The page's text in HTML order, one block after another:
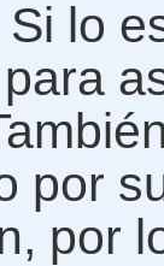
lo
por
por